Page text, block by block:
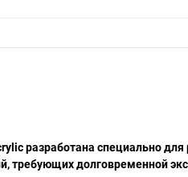
разработана специально
требующих долговременной